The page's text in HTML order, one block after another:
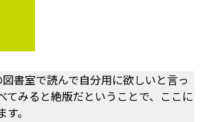
書室で読んで自分用に欲しいと言っ
てみると絶版だということで、ここに
。